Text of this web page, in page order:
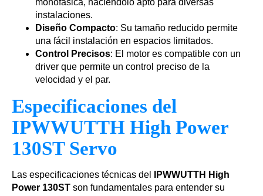
monofásica, haciéndolo apto para diversas
instalaciones.
Diseño Compacto: Su tamaño reducido permite
una fácil instalación en espacios limitados.
Control Precisos: El motor es compatible con un
driver que permite un control preciso de la
velocidad y el par.
Especificaciones del
IPWWUTTH High Power
130ST Servo
Las especificaciones técnicas del
IPWWUTTH High
Power 130ST son fundamentales para entender su